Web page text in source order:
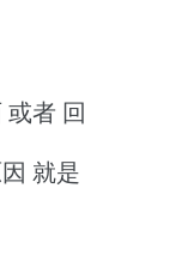
者 回
就是